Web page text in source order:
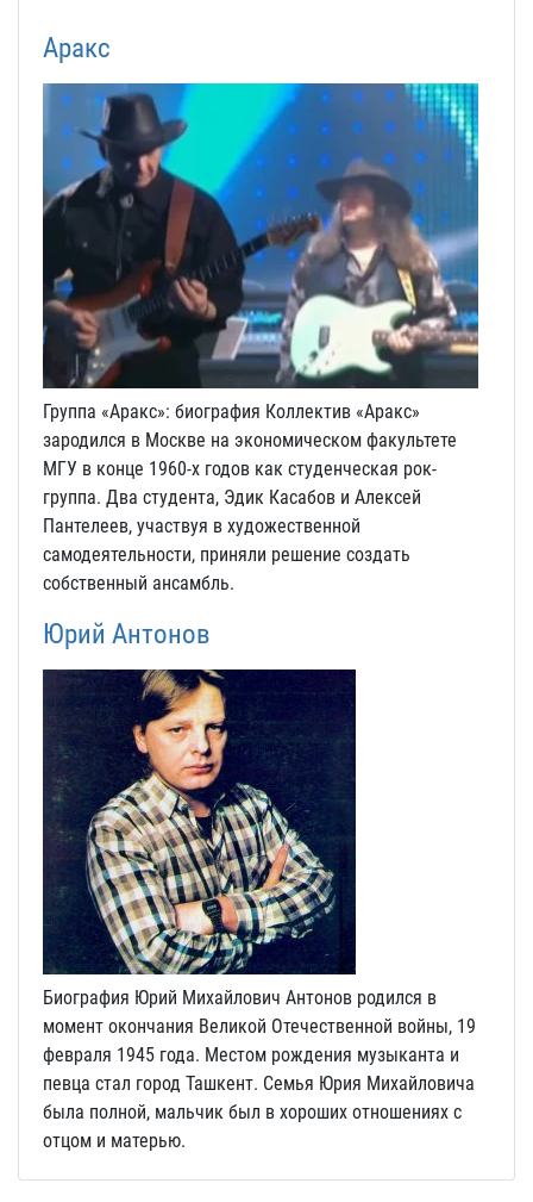
Аракс
Группа «Аракс»: биография Коллектив «Аракс»
зародился в Москве на экономическом факультете
МГУ в конце 1960-х годов как студенческая рок-
группа. Два студента, Эдик Касабов и Алексей
Пантелеев, участвуя в художественной
самодеятельности, приняли решение создать
собственный ансамбль.
Юрий Антонов
Биография Юрий Михайлович Антонов родился в
момент окончания Великой Отечественной войны, 19
февраля 1945 года. Местом рождения музыканта и
певца стал город Ташкент. Семья Юрия Михайловича
была полной, мальчик был в хороших отношениях с
отцом и матерью.